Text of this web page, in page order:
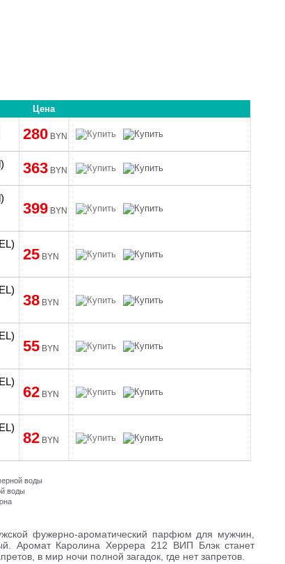
Цена
280 BYN
363 BYN
399 BYN
25 BYN
38 BYN
55 BYN
62 BYN
82 BYN
воды
воды
фужерно-ароматический парфюм для мужчин,
Аромат Каролина Херрера 212 ВИП Блэк станет
в мир ночи полной загадок, где нет запретов.